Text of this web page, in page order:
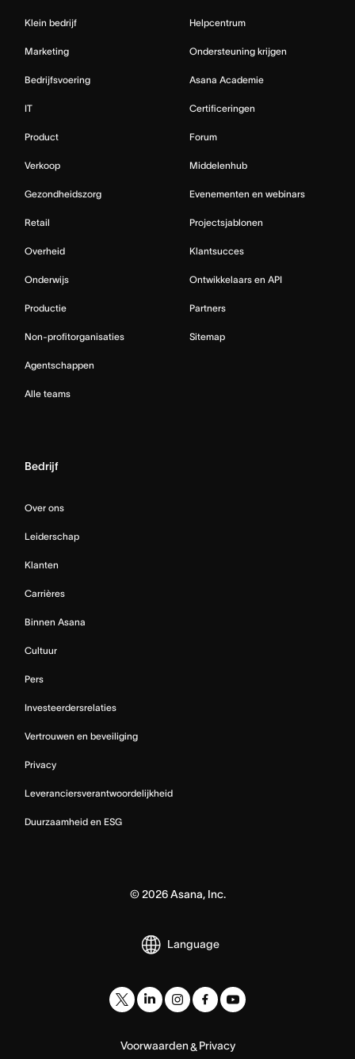
Klein bedrijf
Marketing
Bedrijfsvoering
IT
Product
Verkoop
Gezondheidszorg
Retail
Overheid
Onderwijs
Productie
Non-profitorganisaties
Agentschappen
Alle teams
Helpcentrum
Ondersteuning krijgen
Asana Academie
Certificeringen
Forum
Middelenhub
Evenementen en webinars
Projectsjablonen
Klantsucces
Ontwikkelaars en API
Partners
Sitemap
Bedrijf
Over ons
Leiderschap
Klanten
Carrières
Binnen Asana
Cultuur
Pers
Investeerdersrelaties
Vertrouwen en beveiliging
Privacy
Leveranciersverantwoordelijkheid
Duurzaamheid en ESG
© 2026Asana, Inc.
Language
Voorwaarden& Privacy